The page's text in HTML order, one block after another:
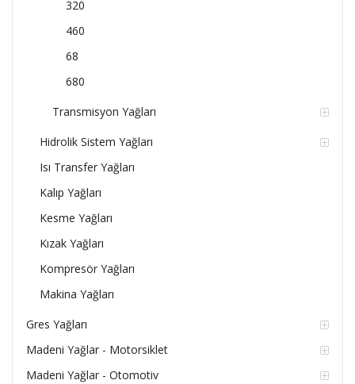
320
460
68
680
Transmisyon Yağları
Hidrolik Sistem Yağları
Isı Transfer Yağları
Kalıp Yağları
Kesme Yağları
Kızak Yağları
Kompresör Yağları
Makina Yağları
Gres Yağları
Madeni Yağlar - Motorsiklet
Madeni Yağlar - Otomotiv